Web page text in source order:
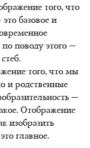
того, что
базовое и
по поводу этого —
того, что мы
и родственные
—
Отображение
изобразить
главное.